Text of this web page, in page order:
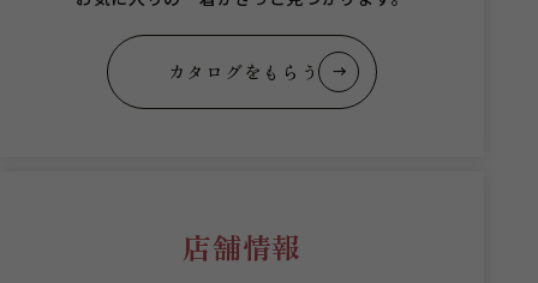
カタログをもらう
店舗情報